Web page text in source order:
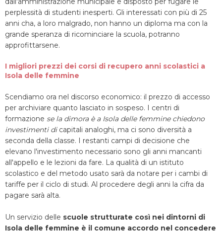
perplessità di studenti inesperti. Gli interessati con più di 25
anni cha, a loro malgrado, non hanno un diploma ma con la
grande speranza di ricominciare la scuola, potranno
approfittarsene.
I migliori prezzi dei corsi di recupero anni scolastici a
Isola delle femmine
Scendiamo ora nel discorso economico: il prezzo di accesso
per archiviare quanto lasciato in sospeso. I centri di
formazione se la dimora è a Isola delle femmine chiedono
investimenti dicapitali analoghi, ma ci sono diversità a
seconda della classe. I restanti campi di decisione che
elevano l'investimento necessario sono gli anni mancanti
all'appello e le lezioni da fare. La qualità di un istituto
scolastico e del metodo usato sarà da notare per i cambi di
tariffe per il ciclo di studi. Al procedere degli anni la cifra da
pagare sarà alta.
Un servizio delle scuole strutturate così nei dintorni di
Isola delle femmine è il comune accordo nel concedere